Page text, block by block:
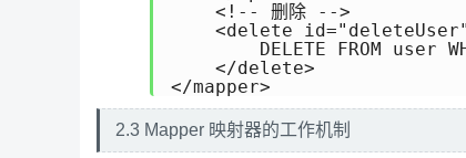
    <!-- 删除 -->
<delete
DELETE FROM user
    </delete>
</mapper>
2.3 Mapper 映射器的工作机制